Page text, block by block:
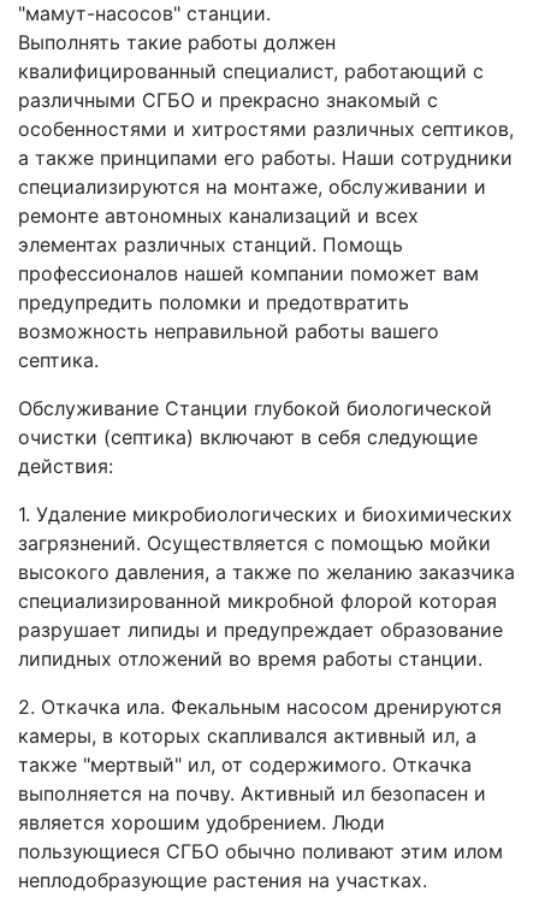
"мамут-насосов" станции.
Выполнять такие работы должен
квалифицированный специалист, работающий с
различными СГБО и прекрасно знакомый с
особенностями и хитростями различных септиков,
а также принципами его работы. Наши сотрудники
специализируются на монтаже, обслуживании и
ремонте автономных канализаций и всех
элементах различных станций. Помощь
профессионалов нашей компании поможет вам
предупредить поломки и предотвратить
возможность неправильной работы вашего
септика.
Обслуживание Станции глубокой биологической
очистки (септика) включают в себя следующие
действия:
1. Удаление микробиологических и биохимических
загрязнений. Осуществляется с помощью мойки
высокого давления, а также по желанию заказчика
специализированной микробной флорой которая
разрушает липиды и предупреждает образование
липидных отложений во время работы станции.
2. Откачка ила. Фекальным насосом дренируются
камеры, в которых скапливался активный ил, а
также "мертвый" ил, от содержимого. Откачка
выполняется на почву. Активный ил безопасен и
является хорошим удобрением. Люди
пользующиеся СГБО обычно поливают этим илом
неплодобразующие растения на участках.